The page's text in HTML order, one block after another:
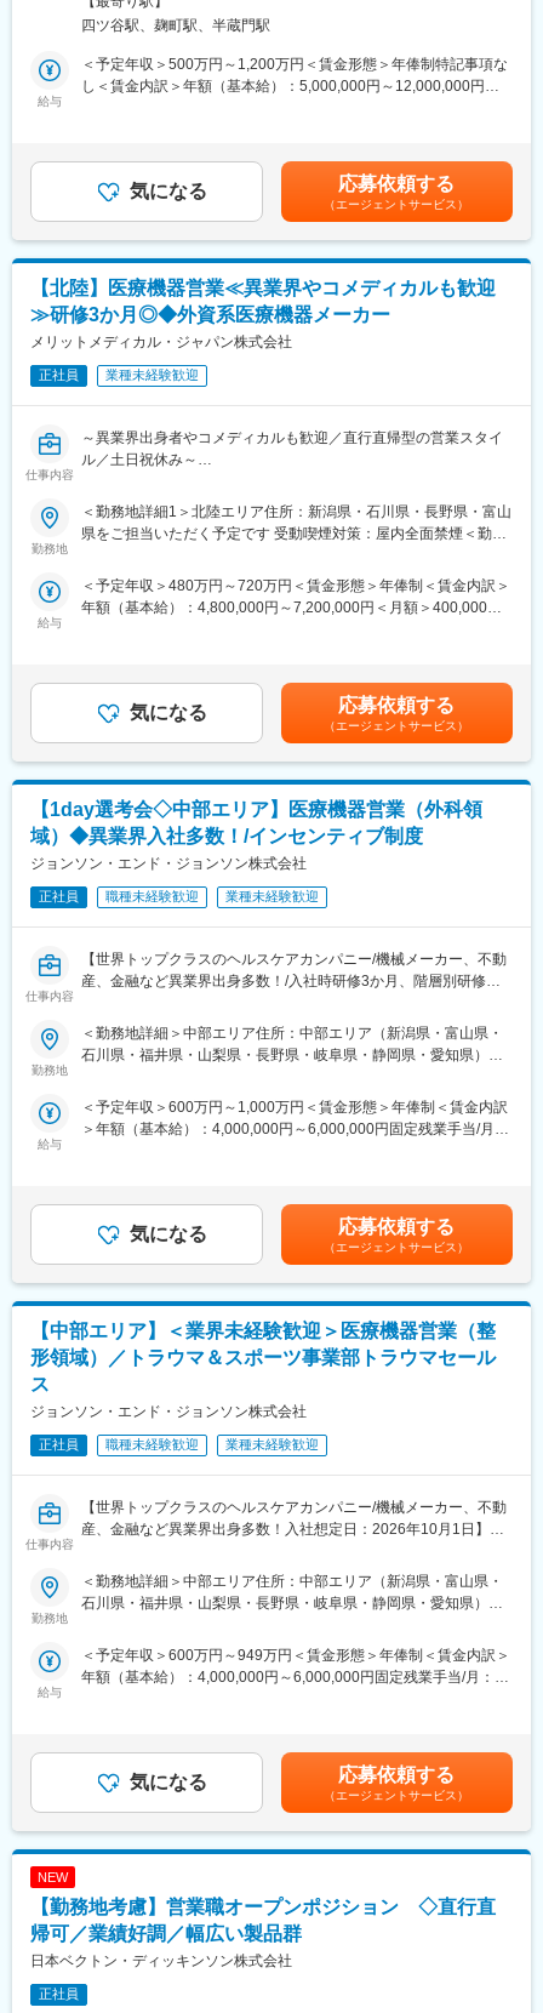
（脳腫瘍の膠芽腫や非小細胞肺がんなどの固形癌）の細胞分裂
を、体に発生させた特殊な電場で阻害する在宅用の医療機器で
す。セラミック製の電極パッド（アレイ）を身体に貼り、持ち運
び可能な本体から交流電場を送り続けることで腫瘍の増殖を抑え
して一定の有用性が実証されています。
※2017年に保険収載が開始され、現在は膠芽腫（脳腫瘍）／切除
不能な進行・再発の非小細胞肺癌（NSCLC）に対して適応があり
■入社後の流れ：
東京での2～3週間（予定）の研修を終えた後、現場でのOJT研修
となります。これまでMRの方に多くご入社頂いており、ミドル・
シニア問わずご活躍いただいています。
変更の範囲：会社の定める業務
ント・スパイン領域の医療機器メーカーです。
・患者の肉体的負担が少ない、前方最小侵襲手術（AIMS）に強み
を持っています。製品のほか、医師に向けた手技の教育プログラ
ムやAR技術を用いたサポートシステムも提供しており、既にグロ
進めています。
る昇進の機会など、営業における白地・伸びしろが大きくキャリ
アアップのチャンスが多くあります。
★高い定着率と社風
異なるエリア同士でも連携するなどチームワークのある社風で、
退職者が少なく、若手だけでなく40代以上のベテラン社員も多い
のが特徴です。グローバル・日本法人ともにボトムアップの文化
があり、日本のマーケットやKOLの声に即した製品提供を行って
いるため、自信をもった営業活動が可能です。
▽業務内容
宅からの直行直帰でジョイント機器の営業活動を行って頂きま
す。営業のスタイルは深耕営業で、医師との関係構築によるアカ
（1）製品PR活動
（2）製品に関連する情報提供（手術手技、臨床データ、医学情報
など、顧客の要請に応じて同席するケースはありますが頻度は少
な目です。
ご経験にもよりますが、基本的には座学研修を1週間実施したあ
と、営業同行やオペの見学を行いながら半年～1年ほどかけて教育
していきます。
▽働き方
製品特性上、緊急の呼び出しが基本的に発生せず、手術の立ち会
い頻度も少ないため、安定的に働くことができます。年間休日も
125日、退職金制度など福利厚生も充実しており、長期的に就業
できる環境です。
線／四ツ谷駅受動喫煙対策：屋内全面禁煙変更の範囲：会社の定
四ツ谷駅、麹町駅、半蔵門駅
給与
＜予定年収＞500万円～1,200万円＜賃金形態＞年俸制特記事項な
し＜賃金内訳＞年額（基本給）：5,000,000円～12,000,000円＜
に、ターゲットボーナスのインセンティブがあります。賃金はあ
くまでも目安の金額であり、選考を通じて上下する可能性があり
ます。月給(月額)は固定手当を含めた表記です。
気になる 応募依頼する
（エージェントサービス）
【北陸】医療機器営業≪異業界やコメディカルも歓迎
≫研修3か月◎◆外資系医療機器メーカー
メリットメディカル・ジャパン株式会社
正社員 業種未経験歓迎
仕事内容
～異業界出身者やコメディカルも歓迎／直行直帰型の営業スタイ
ル／土日祝休み～
◆募集背景
当社では、グローバル戦略に基づく新製品の導入拡大や、 取扱製
営業活動をさらに強化するため、新たな営業メンバーを募集する
こととなりました。
体的に関わりながら活躍いただけるポジションです。
※担当エリア：新潟県・石川県・長野県・富山県を予定していま
す。
◆業務内容
・インターベンション領域およびクリティカルケア領域製品の営
業
・医療機関・代理店（新規／既存）への製品提案、導入・販売支
援
・医療関係者との関係構築およびニーズの把握
ック
・直行直帰型の営業スタイル
・営業車貸与
し
・夜間対応なし
◆部門構成および担当範囲
VIR営業部
部長1名／中日本リージョンリーダー1名／Salesメンバー7名
（VIR営業部全体で19名）
担当施設数：約50施設（うち重点病院 約20施設）
◆この仕事・当社の魅力
す。
・主体性・自発性が成長に直結する環境 成長期の組織だからこ
ーダーへ昇進した実績もあります。
・社会貢献と自己成長、評価がつながる仕事 医療現場への貢献
変更の範囲：会社の定める業務
勤務地
＜勤務地詳細1＞北陸エリア住所：新潟県・石川県・長野県・富山
県をご担当いただく予定です 受動喫煙対策：屋内全面禁煙＜勤務
新宿1-26-2 新宿野村ビル３９階勤務地最寄駅：JR・地下鉄線／新
宿・西新宿駅受動喫煙対策：屋内全面禁煙変更の範囲：会社の定
給与
＜予定年収＞480万円～720万円＜賃金形態＞年俸制＜賃金内訳＞
年額（基本給）：4,800,000円～7,200,000円＜月額＞400,000円
金はあくまでも目安の金額であり、選考を通じて上下する可能性
があります。月給(月額)は固定手当を含めた表記です。
気になる 応募依頼する
（エージェントサービス）
【1day選考会◇中部エリア】医療機器営業（外科領
域）◆異業界入社多数！/インセンティブ制度
ジョンソン・エンド・ジョンソン株式会社
正社員 職種未経験歓迎 業種未経験歓迎
仕事内容
【世界トップクラスのヘルスケアカンパニー/機械メーカー、不動
産、金融など異業界出身多数！/入社時研修3か月、階層別研修な
シェアの製品多数/インセンティブ制度/入社想定日：2026年10月1
日】
★個人の裁量が大きく、年齢・性別関係・社歴関係なく活躍でき
る環境です！
■業務詳細
担当エリアの病院（主に医師）に対し、当社にて扱っている製品
を提案していただきます。医師のニーズを掘り下げた上で解決に
最適なソリューションを提案する、コンサルティングのような営
業スタイルになります。
＜具体的な業務内容＞
・担当する製品の提案、技術サポート（手術の立会いあり）
・販売代理店へのサポート
・各種学会への参加
・担当施設の患者集患の提案、実行
※緊急の呼び出し等は発生いたしません。
サージェリー事業本部で展開している外科の製品群で「手術用縫
合糸」「手術用器機」「止血剤」の大きく3つ分けれております。
入社後はいずれかの製品群を担当いただきます。豊富なラインナ
ン提案が可能です。
を頂くなど基礎的な知識を身につけてからの現場配属になりま
す。現場配属後も上長や先輩社員との営業動向や勉強会、年次や
階層別の研修プログラムを用意しているため、継続的に知識習得
をする環境が整っております。
※初期研修期間中は会社で手配するビジネスホテルに宿泊していた
■キャリアパス
・マネージャー、本社部門など、長期的に多くのキャリアパスが
ございます。それを実現するための社内制度も大変充実しており
ます。
例）GROWプログラム：短期間にて他部署の業務体験が可能／社
勤務地
＜勤務地詳細＞中部エリア住所：中部エリア（新潟県・富山県・
石川県・福井県・山梨県・長野県・岐阜県・静岡県・愛知県）を
囲：会社の定める事業所
給与
＜予定年収＞600万円～1,000万円＜賃金形態＞年俸制＜賃金内訳
＞年額（基本給）：4,000,000円～6,000,000円固定残業手当/月：
補足＞※ご経験やスキルを考慮し決定いたします。※上記はインセ
ンティブを含む金額です。賃金はあくまでも目安の金額であり、
選考を通じて上下する可能性があります。月給(月額)は固定手当を
含めた表記です。
気になる 応募依頼する
（エージェントサービス）
【中部エリア】＜業界未経験歓迎＞医療機器営業（整
形領域）／トラウマ＆スポーツ事業部トラウマセール
ス
ジョンソン・エンド・ジョンソン株式会社
正社員 職種未経験歓迎 業種未経験歓迎
仕事内容
【世界トップクラスのヘルスケアカンパニー/機械メーカー、不動
産、金融など異業界出身多数！入社想定日：2026年10月1日】
担当エリアの病院（主に医師）に対し、当社にて扱っている製品
を提案していただきます。医師のニーズを掘り下げた上で解決に
＜具体的な業務内容＞
・担当する製品の提案、技術サポート（手術の立会いあり）
・各種学会への参加
■事業部について：
オーソペディックス事業本部は、整形領域で使用されるインプラ
ント製品を取り扱っています。今回採用するのはトラウマ／スポ
ーツビジネスの営業職を募集しております。
ケットリーダーを維持し、そして今後も新製品の導入を継続的に
計画しています。
圧倒的な製品ポートフォリオとセールスカバレッジにより、更な
るシェアアップと共に他社の追随を許さないポジションを目指し
ています
スポーツビジネス（スポーツ整形領域）は、反復性肩関節脱臼、
勤務地
＜勤務地詳細＞中部エリア住所：中部エリア（新潟県・富山県・
石川県・福井県・山梨県・長野県・岐阜県・静岡県・愛知県）を
囲：会社の定める事業所
給与
＜予定年収＞600万円～949万円＜賃金形態＞年俸制＜賃金内訳＞
年額（基本給）：4,000,000円～6,000,000円固定残業手当/月：
補足＞※ご経験やスキルを考慮し決定いたします。※上記年収はイ
ンセンティブを含む金額です。賃金はあくまでも目安の金額であ
り、選考を通じて上下する可能性があります。月給(月額)は固定手
当を含めた表記です。
気になる 応募依頼する
（エージェントサービス）
NEW
【勤務地考慮】営業職オープンポジション ◇直行直
帰可／業績好調／幅広い製品群
日本ベクトン・ディッキンソン株式会社
正社員